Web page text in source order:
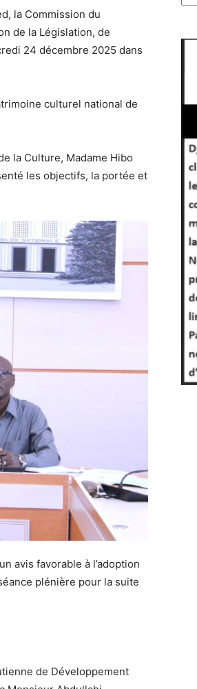
la Commission du
de la Législation, de
24 décembre 2025 dans
culturel national de
la Culture, Madame Hibo
les objectifs, la portée et
avis favorable à l’adoption
plénière pour la suite
de Développement